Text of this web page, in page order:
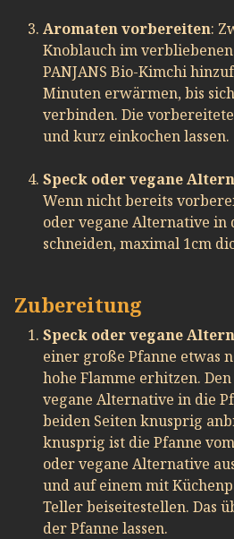
Aromaten vorbereiten:
Knoblauch im
PANJANS Bio-Kimchi
Minuten erwärmen, bis
verbinden. Die
und kurz einkochen lassen.
Speck oder vegane
Wenn nicht bereits
oder vegane Alternative in
schneiden, maximal 1cm
Zubereitung
Speck oder vegane
einer große Pfanne etwas
hohe Flamme erhitzen.
vegane Alternative in die
beiden Seiten knusprig
knusprig ist die Pfanne
oder vegane Alternative
und auf einem mit
Teller beiseitestellen. Das
der Pfanne lassen.